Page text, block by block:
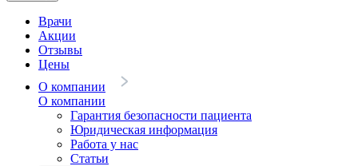
Врачи
Акции
Отзывы
Цены
О компании
О компании
Гарантия безопасности пациента
Юридическая информация
Работа у нас
Статьи